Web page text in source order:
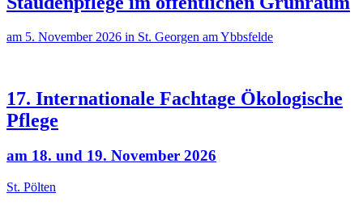
am 5. November 2026 in St. Georgen am Ybbsfelde
17. Internationale Fachtage Ökologische
Pflege
am 18. und 19. November 2026
St. Pölten